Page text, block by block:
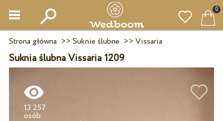
0
Strona główna >> Suknie ślubne >> Vissaria
Suknia ślubna Vissaria 1209
13 257
osób